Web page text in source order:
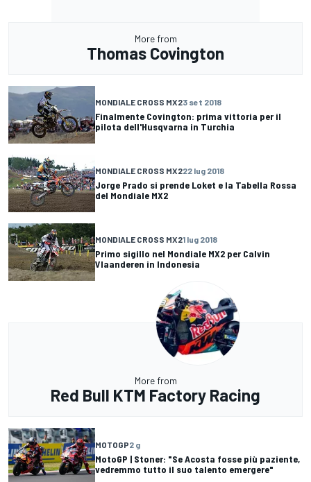
More from
Thomas Covington
MONDIALE CROSS MX23 set 2018
Finalmente Covington: prima vittoria per il
pilota dell'Husqvarna in Turchia
MONDIALE CROSS MX222 lug 2018
Jorge Prado si prende Loket e la Tabella Rossa
del Mondiale MX2
MONDIALE CROSS MX21 lug 2018
Primo sigillo nel Mondiale MX2 per Calvin
Vlaanderen in Indonesia
More from
Red Bull KTM Factory Racing
MOTOGP2 g
MotoGP | Stoner: "Se Acosta fosse più paziente,
vedremmo tutto il suo talento emergere"